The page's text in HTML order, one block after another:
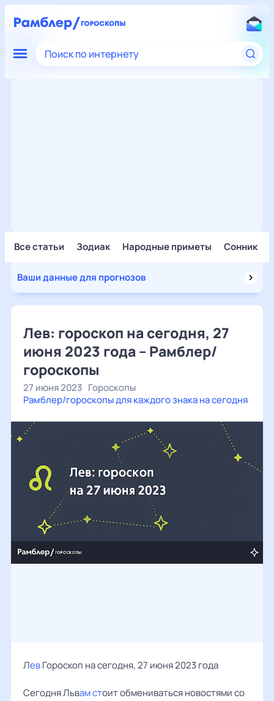
Поиск по интернету
Все статьи Зодиак Народные приметы Сонник
Ваши данные для прогнозов
Лев: гороскоп на сегодня, 27
июня 2023 года – Рамблер/
гороскопы
27 июня 2023 Гороскопы
Рамблер/гороскопы для каждого знака на сегодня
ЛевГороскоп на сегодня, 27 июня 2023 года
Сегодня Львам стоит обмениваться новостями со